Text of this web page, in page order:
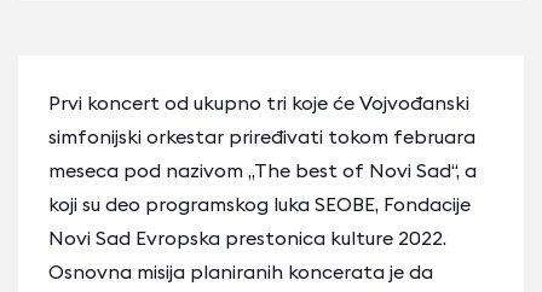
Prvi koncert od ukupno tri koje će Vojvođanski
simfonijski orkestar priređivati tokom februara
meseca pod nazivom „The best of Novi Sad“, a
koji su deo programskog luka SEOBE, Fondacije
Novi Sad Evropska prestonica kulture 2022.
Osnovna misija planiranih koncerata je da